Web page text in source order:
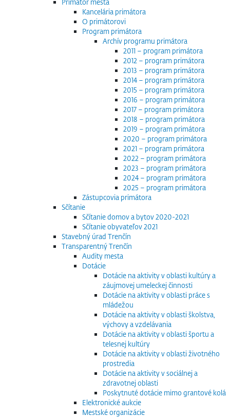
Primátor mesta
Kancelária primátora
O primátorovi
Program primátora
Archív programu primátora
2011 – program primátora
2012 – program primátora
2013 – program primátora
2014 – program primátora
2015 – program primátora
2016 – program primátora
2017 – program primátora
2018 – program primátora
2019 – program primátora
2020 – program primátora
2021 – program primátora
2022 – program primátora
2023 – program primátora
2024 – program primátora
2025 – program primátora
Zástupcovia primátora
Sčítanie
Sčítanie domov a bytov 2020-2021
Sčítanie obyvateľov 2021
Stavebný úrad Trenčín
Transparentný Trenčín
Audity mesta
Dotácie
Dotácie na aktivity v oblasti kultúry a
záujmovej umeleckej činnosti
Dotácie na aktivity v oblasti práce s
mládežou
Dotácie na aktivity v oblasti školstva,
výchovy a vzdelávania
Dotácie na aktivity v oblasti športu a
telesnej kultúry
Dotácie na aktivity v oblasti životného
prostredia
Dotácie na aktivity v sociálnej a
zdravotnej oblasti
Poskytnuté dotácie mimo grantové kolá
Elektronické aukcie
Mestské organizácie